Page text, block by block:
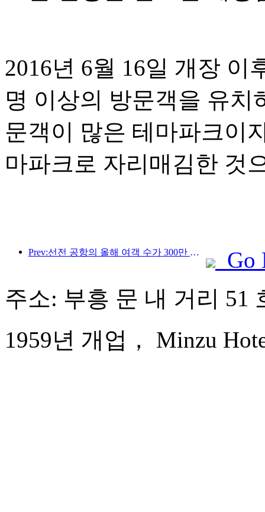
2016년 6월 16일 개장 이
명 이상의 방문객을 유
문객이 많은 테마파크이
마파크로 자리매김한 것
Prev:선전 공항의 올해 여객 수가 300만 명을 돌파하며 같은 기간 기준 신기록을 세웠습니다.
Go
주소: 부흥 문 내 거리 51
1959년 개업， Minzu